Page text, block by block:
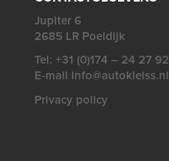
Jupiter 6
2685 LR Poeldijk
Tel: +31 (0)174 – 24 27 92
E-mail info@autokleiss.nl
Privacy policy